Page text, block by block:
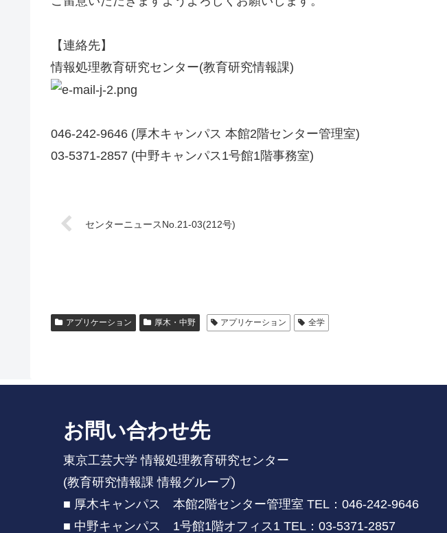
【連絡先】
情報処理教育研究センター(教育研究情報課)
046-242-9646 (厚木キャンパス 本館2階センター管理室)
03-5371-2857 (中野キャンパス1号館1階事務室)
センターニュースNo.21-03(212号)
アプリケーション 厚木・中野 アプリケーション 全学
お問い合わせ先
東京工芸大学 情報処理教育研究センター
(教育研究情報課 情報グループ)
■ 厚木キャンパス 本館2階センター管理室 TEL：046-242-9646
■ 中野キャンパス 1号館1階オフィス1 TEL：03-5371-2857